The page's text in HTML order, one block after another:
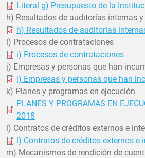
Literal g) Presupuesto de la
h) Resultados de auditorías internas
h) Resultados de auditorías
i) Procesos de contrataciones
i) Procesos de contrataciones
j) Empresas y personas que han
j) Empresas y personas que han
k) Planes y programas en ejecución
PLANES Y PROGRAMAS EN
2018
l) Contratos de créditos externos e
l) Contratos de créditos externos e
m) Mecanismos de rendición de